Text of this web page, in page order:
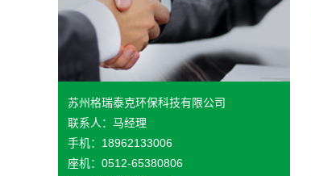
苏州格瑞泰克环保科技有限公司
联系人：马经理
手机：18962133006
座机：0512-65380806